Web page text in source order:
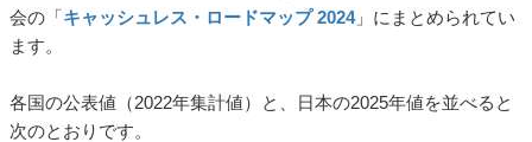
会の「キャッシュレス・ロードマップ 2024」にまとめられてい
ます。
各国の公表値（2022年集計値）と、日本の2025年値を並べると
次のとおりです。